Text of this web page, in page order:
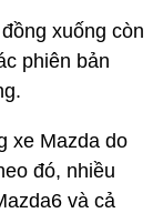
xuống còn
phiên bản
xe Mazda do
đó, nhiều
và cả